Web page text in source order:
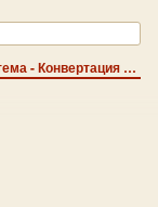
Система - Конвертация программ PC -> ZX (TZX, SNA, TAP, Z80, Hobeta).